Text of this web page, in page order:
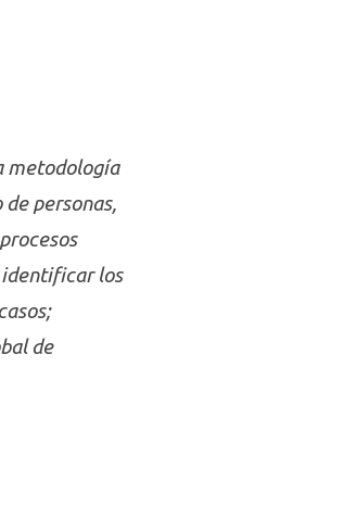
metodología
personas,
identificar los
de